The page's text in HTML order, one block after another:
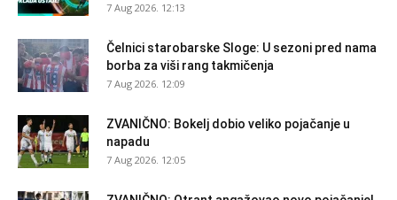
7 Aug 2026. 12:13
Čelnici starobarske Sloge: U sezoni pred nama
borba za viši rang takmičenja
7 Aug 2026. 12:09
ZVANIČNO: Bokelj dobio veliko pojačanje u
napadu
7 Aug 2026. 12:05